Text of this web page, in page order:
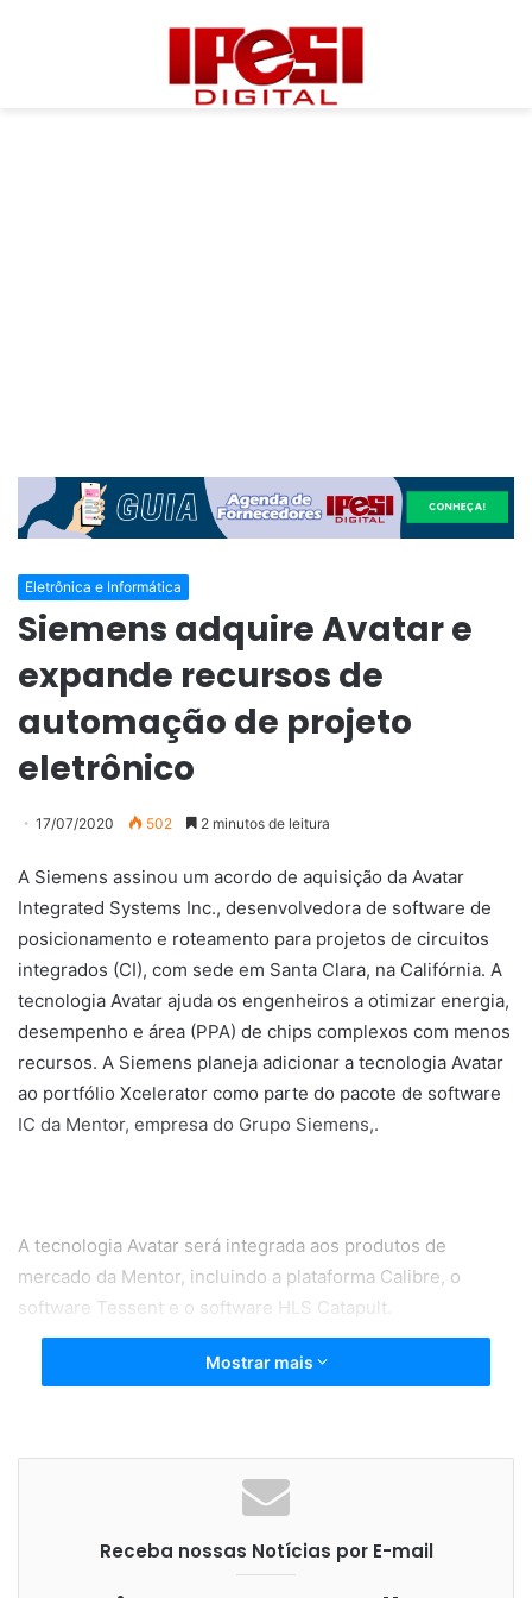
Eletrônica e Informática
Siemens adquire Avatar e
expande recursos de
automação de projeto
eletrônico
17/07/2020 502 2 minutos de leitura
A Siemens assinou um acordo de aquisição da Avatar
Integrated Systems Inc., desenvolvedora de software de
posicionamento e roteamento para projetos de circuitos
integrados (CI), com sede em Santa Clara, na Califórnia. A
tecnologia Avatar ajuda os engenheiros a otimizar energia,
desempenho e área (PPA) de chips complexos com menos
recursos. A Siemens planeja adicionar a tecnologia Avatar
ao portfólio Xcelerator como parte do pacote de software
IC da Mentor, empresa do Grupo Siemens,.
A tecnologia Avatar será integrada aos produtos de
mercado da Mentor, incluindo a plataforma Calibre, o
software Tessent e o software HLS Catapult.
processos avançados, pois atender à complexidade cada
vez maior é um grande desafio”, disse Joseph Sawicki ,
vice-presidente executivo de EDA de CI da Mentor,
Siemens Digital Industries Software. “A arquitetura
inovadora e a facilidade de uso do software da Avatar
Mostrar mais
Receba nossas Notícias por E-mail